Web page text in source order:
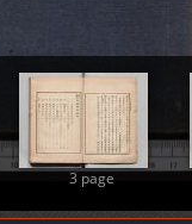
3 page